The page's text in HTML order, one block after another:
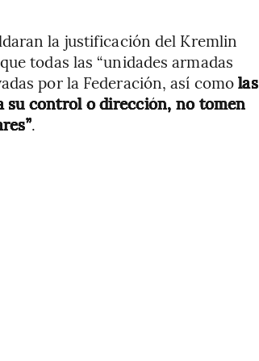
la justificación del Kremlin
todas las “unidades armadas
por la Federación, así comolas
su control o dirección, no tomen
.